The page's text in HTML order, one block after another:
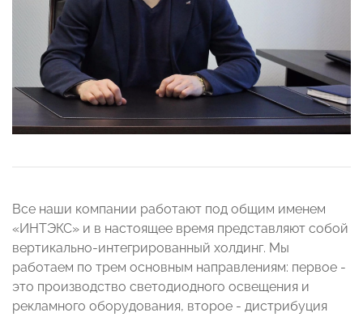
Все наши компании работают под общим именем
«ИНТЭКС» и в настоящее время представляют собой
вертикально-интегрированный холдинг. Мы
работаем по трем основным направлениям: первое -
это производство светодиодного освещения и
рекламного оборудования, второе - дистрибуция